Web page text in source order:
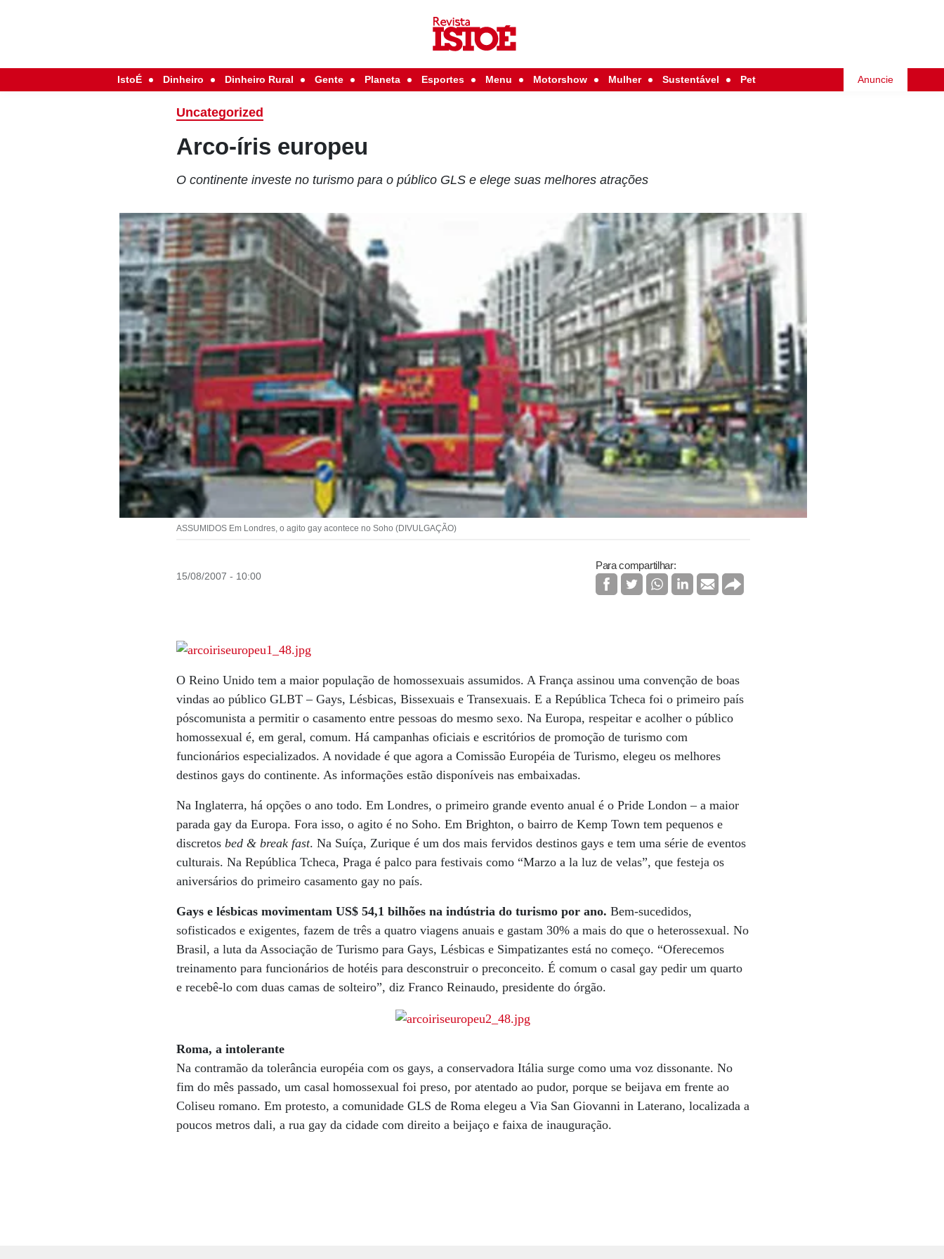
IstoÉ Dinheiro Dinheiro Rural Gente Planeta Esportes Menu Motorshow Mulher Sustentável Pet Anuncie
Uncategorized
Arco-íris europeu
O continente investe no turismo para o público GLS e elege suas melhores atrações
ASSUMIDOS Em Londres, o agito gay acontece no Soho (DIVULGAÇÃO)
15/08/2007 - 10:00
Para compartilhar:
O Reino Unido tem a maior população de homossexuais assumidos. A França assinou uma convenção de boas
vindas ao público GLBT – Gays, Lésbicas, Bissexuais e Transexuais. E a República Tcheca foi o primeiro país
póscomunista a permitir o casamento entre pessoas do mesmo sexo. Na Europa, respeitar e acolher o público
homossexual é, em geral, comum. Há campanhas oficiais e escritórios de promoção de turismo com
funcionários especializados. A novidade é que agora a Comissão Européia de Turismo, elegeu os melhores
destinos gays do continente. As informações estão disponíveis nas embaixadas.
Na Inglaterra, há opções o ano todo. Em Londres, o primeiro grande evento anual é o Pride London – a maior
parada gay da Europa. Fora isso, o agito é no Soho. Em Brighton, o bairro de Kemp Town tem pequenos e
discretosbed & break fast. Na Suíça, Zurique é um dos mais fervidos destinos gays e tem uma série de eventos
culturais. Na República Tcheca, Praga é palco para festivais como “Marzo a la luz de velas”, que festeja os
aniversários do primeiro casamento gay no país.
Gays e lésbicas movimentam US$ 54,1 bilhões na indústria do turismo por ano.Bem-sucedidos,
sofisticados e exigentes, fazem de três a quatro viagens anuais e gastam 30% a mais do que o heterossexual. No
Brasil, a luta da Associação de Turismo para Gays, Lésbicas e Simpatizantes está no começo. “Oferecemos
treinamento para funcionários de hotéis para desconstruir o preconceito. É comum o casal gay pedir um quarto
e recebê-lo com duas camas de solteiro”, diz Franco Reinaudo, presidente do órgão.
Roma, a intolerante
Na contramão da tolerância européia com os gays, a conservadora Itália surge como uma voz dissonante. No
fim do mês passado, um casal homossexual foi preso, por atentado ao pudor, porque se beijava em frente ao
Coliseu romano. Em protesto, a comunidade GLS de Roma elegeu a Via San Giovanni in Laterano, localizada a
poucos metros dali, a rua gay da cidade com direito a beijaço e faixa de inauguração.